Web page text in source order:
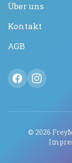
Über uns
Kontakt
AGB
© 2026